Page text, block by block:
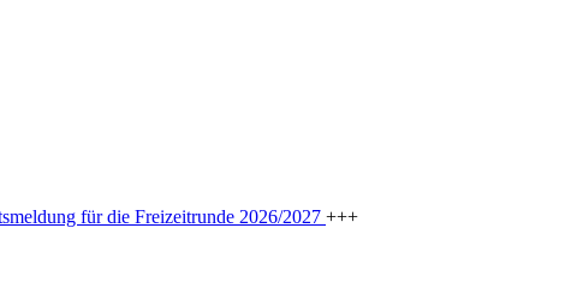
für die Freizeitrunde 2026/2027 +++